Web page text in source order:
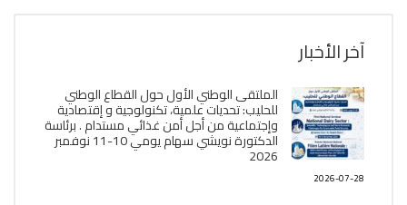
آخر الأخبار
الملتقى الوطني الأول حول القطاع الوطني
للحليب: تحديات علمية، تكنولوجية و إقتصادية
وإجتماعية من أجل أمن غذائي مستدام . برئاسة
الدكتورة نويشي سهام يومي 10-11 نوفمبر
2026
2026-07-28